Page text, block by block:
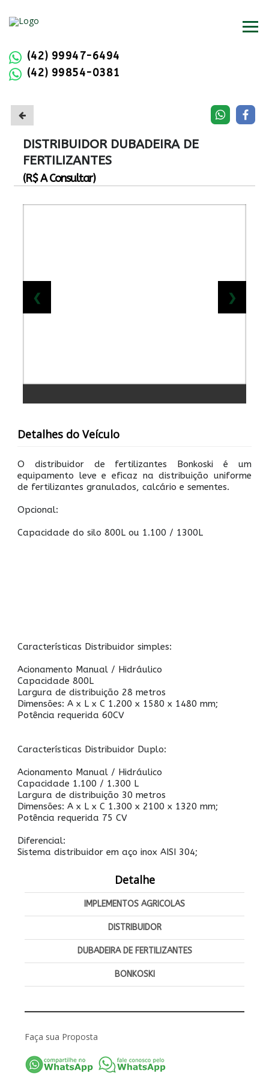
(42) 99947-6494
(42) 99854-0381
DISTRIBUIDOR DUBADEIRA DE
FERTILIZANTES
(R$ A Consultar)
❮ ❯
Detalhes do Veículo
O distribuidor de fertilizantes Bonkoski é um
equipamento leve e eficaz na distribuição uniforme
de fertilizantes granulados, calcário e sementes.
Opcional:
Capacidade do silo 800L ou 1.100 / 1300L
Características Distribuidor simples:
Acionamento Manual / Hidráulico
Capacidade 800L
Largura de distribuição 28 metros
Dimensões: A x L x C 1.200 x 1580 x 1480 mm;
Potência requerida 60CV
Características Distribuidor Duplo:
Acionamento Manual / Hidráulico
Capacidade 1.100 / 1.300 L
Largura de distribuição 30 metros
Dimensões: A x L x C 1.300 x 2100 x 1320 mm;
Potência requerida 75 CV
Diferencial:
Sistema distribuidor em aço inox AISI 304;
Detalhe
IMPLEMENTOS AGRICOLAS
DISTRIBUIDOR
DUBADEIRA DE FERTILIZANTES
BONKOSKI
Faça sua Proposta